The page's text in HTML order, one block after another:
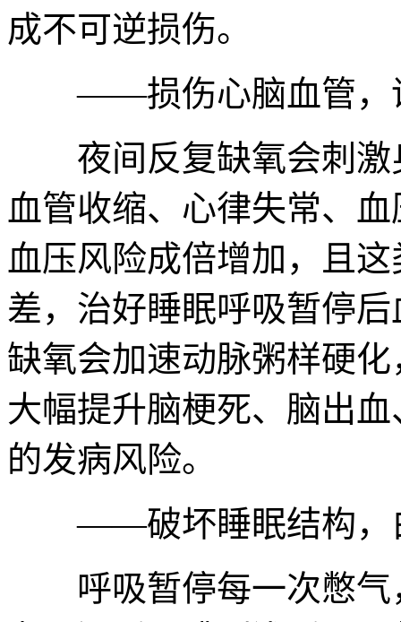
成不可逆损伤。
——损伤心脑血管，
夜间反复缺氧会刺激
血管收缩、心律失常、
血压风险成倍增加，且
差，治好睡眠呼吸暂停
缺氧会加速动脉粥样硬
大幅提升脑梗死、脑出
的发病风险。
——破坏睡眠结构，
呼吸暂停每一次憋气